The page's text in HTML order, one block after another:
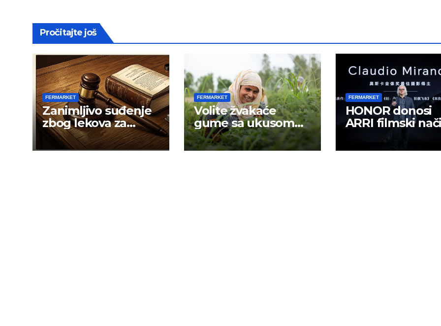
Pročitajte još
FERMARKET
Zanimljivo suđenje
zbog lekova za
gojaznost
FERMARKET
Volite žvakaće
gume sa ukusom
mentola?
FERMARKET
HONOR donosi
ARRI filmski
kreiranje